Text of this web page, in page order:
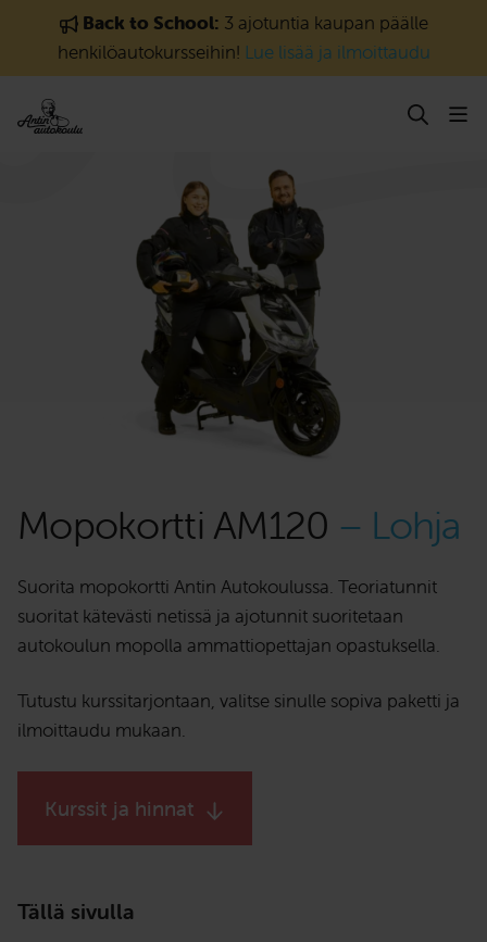
Siirry sisältöönBack to School: 3 ajotuntia kaupan päälle
henkilöautokursseihin! Lue lisää ja ilmoittaudu
Mopokortti AM120 – Lohja
Suorita mopokortti Antin Autokoulussa. Teoriatunnit
suoritat kätevästi netissä ja ajotunnit suoritetaan
autokoulun mopolla ammattiopettajan opastuksella.
Tutustu kurssitarjontaan, valitse sinulle sopiva paketti ja
ilmoittaudu mukaan.
Kurssit ja hinnat
Tällä sivulla